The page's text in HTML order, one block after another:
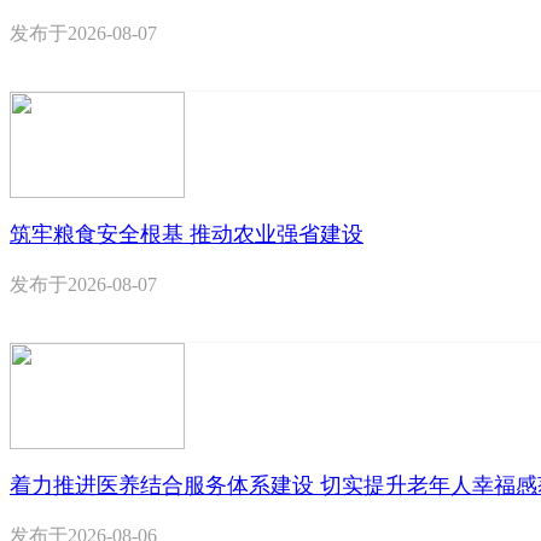
发布于2026-08-07
筑牢粮食安全根基 推动农业强省建设
发布于2026-08-07
着力推进医养结合服务体系建设 切实提升老年人幸福
发布于2026-08-06